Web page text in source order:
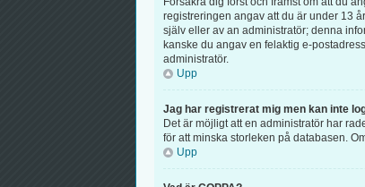
registreringen angav att du är under 13
själv eller av an administratör; denna
kanske du angav en felaktig e-
administratör.
Upp
Jag har registrerat mig men kan inte
Det är möjligt att en administratör har
för att minska storleken på databasen.
Upp